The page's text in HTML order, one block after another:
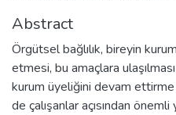
Abstract
Örgütsel bağlılık, bireyin
etmesi, bu amaçlara
kurum üyeliğini devam
de çalışanlar açısından